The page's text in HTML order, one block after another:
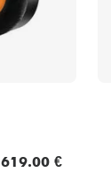
619.00 €